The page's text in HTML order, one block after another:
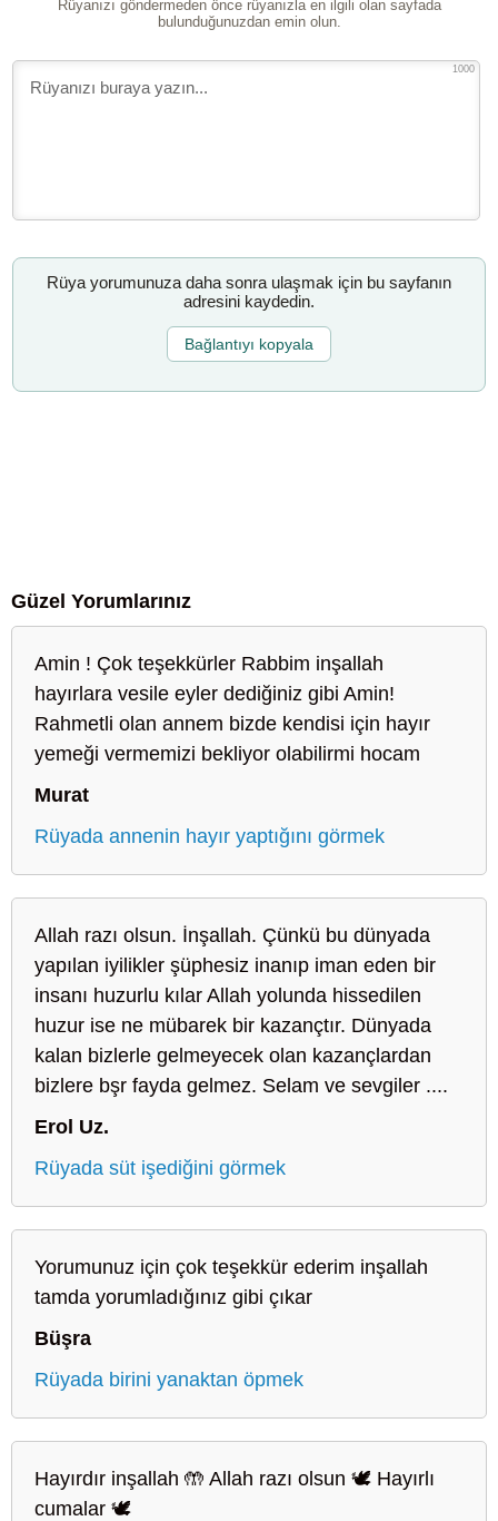
Rüyanızı göndermeden önce rüyanızla en ilgili olan sayfada
bulunduğunuzdan emin olun.
1000
Rüya yorumunuza daha sonra ulaşmak için bu sayfanın
adresini kaydedin.
Bağlantıyı kopyala
Güzel Yorumlarınız
Amin ! Çok teşekkürler Rabbim inşallah
hayırlara vesile eyler dediğiniz gibi Amin!
Rahmetli olan annem bizde kendisi için hayır
yemeği vermemizi bekliyor olabilirmi hocam
Murat
Rüyada annenin hayır yaptığını görmek
Allah razı olsun. İnşallah. Çünkü bu dünyada
yapılan iyilikler şüphesiz inanıp iman eden bir
insanı huzurlu kılar Allah yolunda hissedilen
huzur ise ne mübarek bir kazançtır. Dünyada
kalan bizlerle gelmeyecek olan kazançlardan
bizlere bşr fayda gelmez. Selam ve sevgiler ....
Erol Uz.
Rüyada süt işediğini görmek
Yorumunuz için çok teşekkür ederim inşallah
tamda yorumladığınız gibi çıkar
Büşra
Rüyada birini yanaktan öpmek
Hayırdır inşallah 🤲 Allah razı olsun 🕊️ Hayırlı
cumalar 🕊️